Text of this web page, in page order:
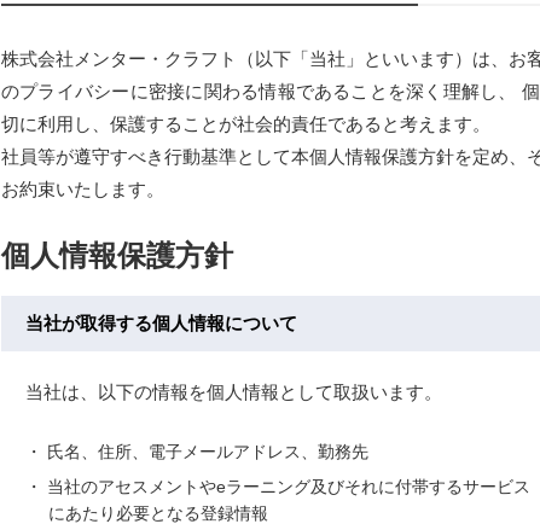
株式会社メンター・クラフト（以下「当社」といいます）は、お
のプライバシーに密接に関わる情報であることを深く理解し、
切に利用し、保護することが社会的責任であると考えます。
社員等が遵守すべき行動基準として本個人情報保護方針を定め、
お約束いたします。
個人情報保護方針
当社が取得する個人情報について
当社は、以下の情報を個人情報として取扱います。
氏名、住所、電子メールアドレス、勤務先
当社のアセスメントやeラーニング及びそれに付帯するサービス
にあたり必要となる登録情報